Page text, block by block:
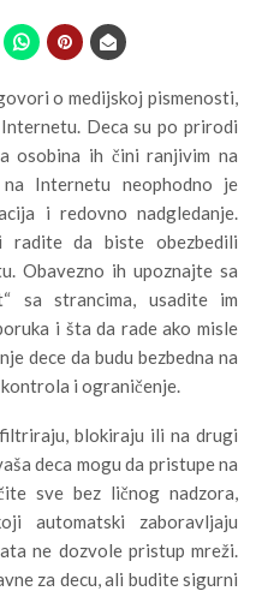
o medijskoj pismenosti,
Deca su po prirodi
osobina ih čini ranjivim na
Internetu neophodno je
i redovno nadgledanje.
da biste obezbedili
Obavezno ih upoznajte sa
sa strancima, usadite im
i šta da rade ako misle
dece da budu bezbedna na
kontrola i ograničenje.
blokiraju ili na drugi
deca mogu da pristupe na
sve bez ličnog nadzora,
automatski zaboravljaju
ne dozvole pristup mreži.
za decu, ali budite sigurni